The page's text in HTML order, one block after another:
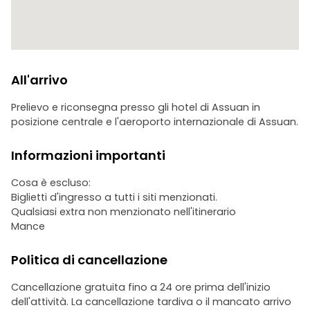
All'arrivo
Prelievo e riconsegna presso gli hotel di Assuan in
posizione centrale e l'aeroporto internazionale di Assuan.
Informazioni importanti
Cosa è escluso:
Biglietti d'ingresso a tutti i siti menzionati.
Qualsiasi extra non menzionato nell'itinerario
Mance
Politica di cancellazione
Cancellazione gratuita fino a 24 ore prima dell'inizio
dell'attività. La cancellazione tardiva o il mancato arrivo